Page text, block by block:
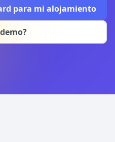
para mi alojamiento